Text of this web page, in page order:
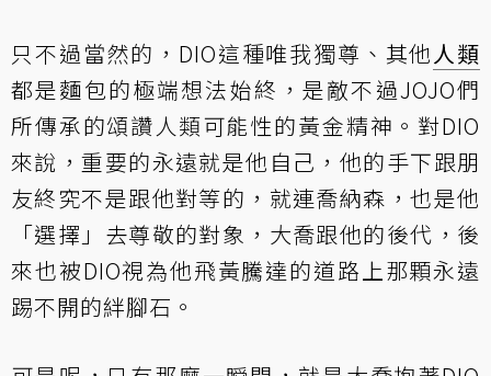
只不過當然的，DIO這種唯我獨尊、其他 人類
都是麵包的極端想法始終，是敵不過JOJO們
所傳承的頌讚人類可能性的黃金精神。對DIO
來說，重要的永遠就是他自己，他的手下跟朋
友終究不是跟他對等的，就連喬納森，也是他
「選擇」去尊敬的對象，大喬跟他的後代，後
來也被DIO視為他飛黃騰達的道路上那顆永遠
踢不開的絆腳石。